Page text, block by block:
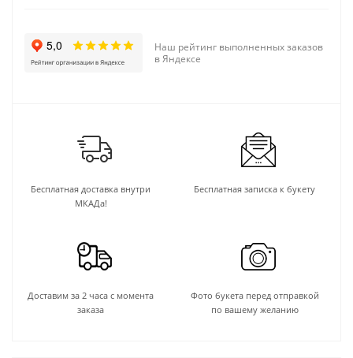
Наш рейтинг выполненных заказов
в Яндексе
Бесплатная доставка внутри
МКАДа!
Бесплатная записка к букету
Доставим за 2 часа с момента
заказа
Фото букета перед отправкой
по вашему желанию